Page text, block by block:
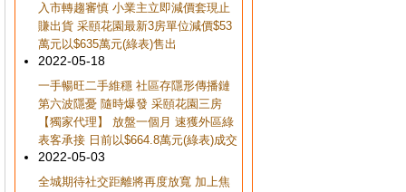
入市轉趨審慎 小業主立即減價套現止
賺出貨 采頤花園最新3房單位減價$53
萬元以$635萬元(綠表)售出
2022-05-18
一手暢旺二手維穩 社區存隱形傳播鏈
第六波隱憂 隨時爆發 采頤花園三房
【獨家代理】 放盤一個月 速獲外區綠
表客承接 日前以$664.8萬元(綠表)成交
2022-05-03
全城期待社交距離將再度放寬 加上焦